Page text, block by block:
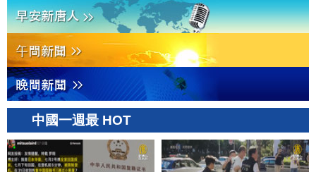
中國一週最 HOT